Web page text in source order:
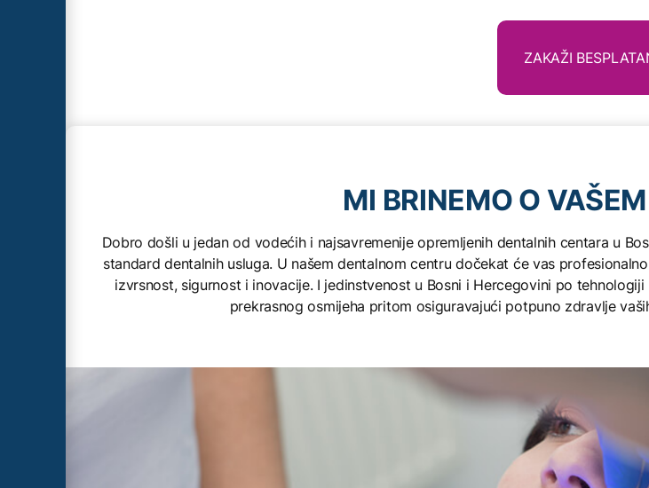
ZAKAŽI
MI BRINEMO O
Dobro došli u jedan od vodećih i najsavremenije opremljenih dentalnih centara u
standard dentalnih usluga. U našem dentalnom centru dočekat će vas
izvrsnost, sigurnost i inovacije. I jedinstvenost u Bosni i Hercegovini po
prekrasnog osmijeha pritom osiguravajući potpuno zdravlje